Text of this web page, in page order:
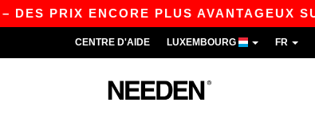
PRIX ENCORE PLUS AVANTAGEUX
CENTRE D'AIDE LUXEMBOURG FR